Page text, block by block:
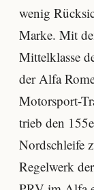
wenig
Marke. Mit
Mittelklasse
der Alfa
Motorsport-
trieb den
Nordschleife
Regelwerk